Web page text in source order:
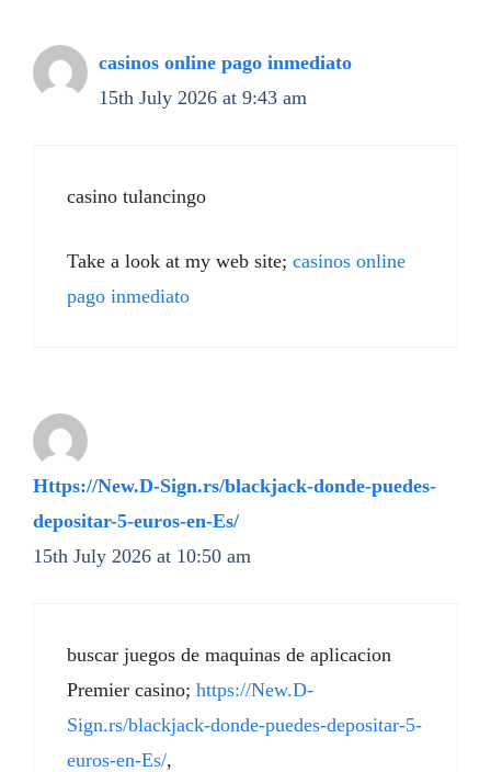
casinos online pago inmediato
15th July 2026 at 9:43 am
casino tulancingo
Take a look at my web site; casinos online
pago inmediato
Https://New.D-Sign.rs/blackjack-donde-puedes-
depositar-5-euros-en-Es/
15th July 2026 at 10:50 am
buscar juegos de maquinas de aplicacion
Premier casino; https://New.D-
Sign.rs/blackjack-donde-puedes-depositar-5-
euros-en-Es/,